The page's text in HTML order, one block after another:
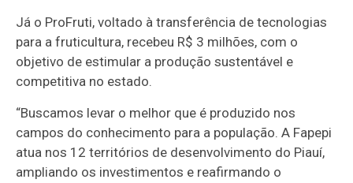
Já o ProFruti, voltado à transferência de tecnologias
para a fruticultura, recebeu R$ 3 milhões, com o
objetivo de estimular a produção sustentável e
competitiva no estado.
“Buscamos levar o melhor que é produzido nos
campos do conhecimento para a população. A Fapepi
atua nos 12 territórios de desenvolvimento do Piauí,
ampliando os investimentos e reafirmando o